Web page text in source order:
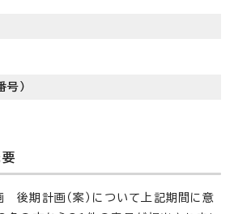
号）
後期計画（案）について上記期間に意